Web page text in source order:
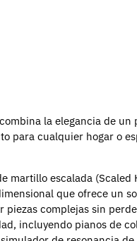
la elegancia de
para cualquier hogar o
martillo escalada
que ofrece un
complejas sin
incluyendo pianos de